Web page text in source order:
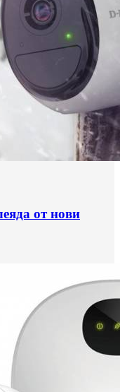
от нови